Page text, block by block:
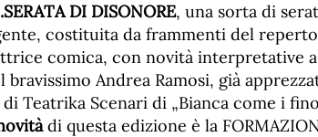
DI DISONORE, una sorta di
costituita da frammenti del
comica, con novità interpretative
bravissimo Andrea Ramosi, già
Teatrika Scenari di „Bianca come i
di questa edizione è la